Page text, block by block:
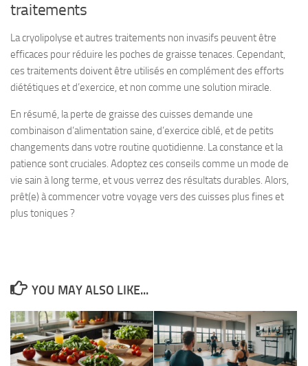
traitements
La cryolipolyse et autres traitements non invasifs peuvent être
efficaces pour réduire les poches de graisse tenaces. Cependant,
ces traitements doivent être utilisés en complément des efforts
diététiques et d’exercice, et non comme une solution miracle.
En résumé, la perte de graisse des cuisses demande une
combinaison d’alimentation saine, d’exercice ciblé, et de petits
changements dans votre routine quotidienne. La constance et la
patience sont cruciales. Adoptez ces conseils comme un mode de
vie sain à long terme, et vous verrez des résultats durables. Alors,
prêt(e) à commencer votre voyage vers des cuisses plus fines et
plus toniques ?
YOU MAY ALSO LIKE...